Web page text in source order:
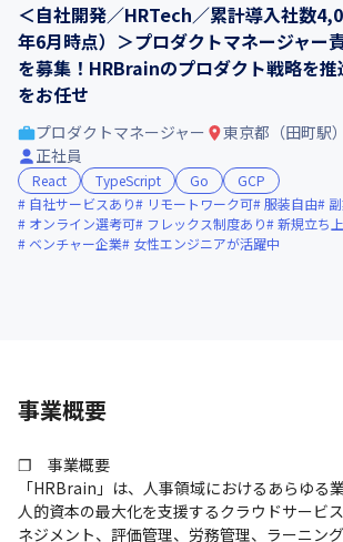
＜自社開発／HRTech／累計導入社数
年6月時点）＞プロダクトマネージャー
を募集！HRBrainのプロダクト戦略を
をお任せ
プロダクトマネージャー 東京都（田町駅）
正社員
React TypeScript Go
GCP
自社サービスあり
リモートワーク可 服装自由
オンライン選考可
フレックス制度あり 新規立ち
ベンチャー企業
女性エンジニアが活躍中
事業概要
❐　事業概要
「HRBrain」は、人事領域におけるあらゆる
人的資本の最大化を支援するクラウドサービ
ネジメント、評価管理、労務管理、ラーニン